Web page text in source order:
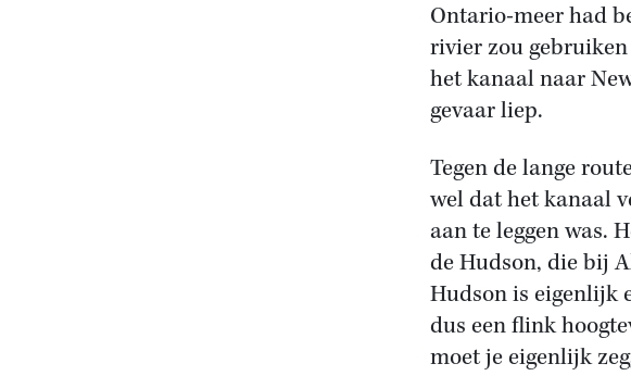
Ontario-meer had
rivier zou
het kanaal naar
gevaar liep.
Tegen de lange
wel dat het kanaal
aan te leggen was.
de Hudson, die bij
Hudson is eigenlijk
dus een flink
moet je eigenlijk